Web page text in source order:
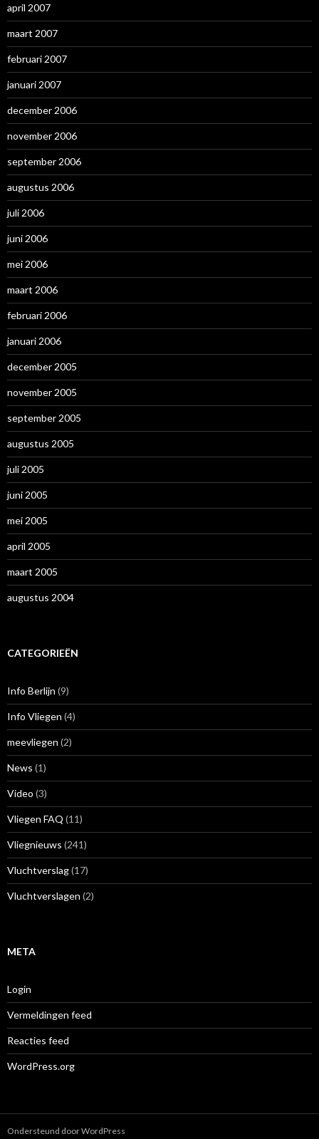
april 2007
maart 2007
februari 2007
januari 2007
december 2006
november 2006
september 2006
augustus 2006
juli 2006
juni 2006
mei 2006
maart 2006
februari 2006
januari 2006
december 2005
november 2005
september 2005
augustus 2005
juli 2005
juni 2005
mei 2005
april 2005
maart 2005
augustus 2004
CATEGORIEËN
Info Berlijn (9)
Info Vliegen (4)
meevliegen (2)
News (1)
Video (3)
Vliegen FAQ (11)
Vliegnieuws (241)
Vluchtverslag(17)
Vluchtverslagen (2)
META
Login
Vermeldingen feed
Reacties feed
WordPress.org
Ondersteund door WordPress